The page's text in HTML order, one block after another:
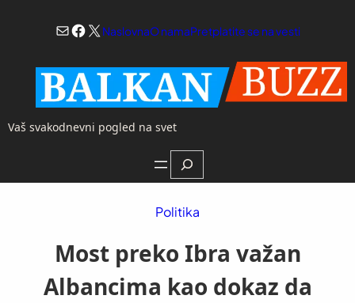
Mail
Facebook
X NaslovnaO namaPretplatite se na vesti
Vaš svakodnevni pogled na svet
Search
Politika
Most preko Ibra važan
Albancima kao dokaz da